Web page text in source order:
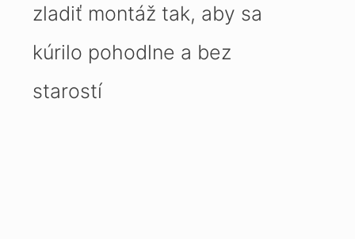
zladiť montáž tak, aby sa
kúrilo pohodlne a bez
starostí